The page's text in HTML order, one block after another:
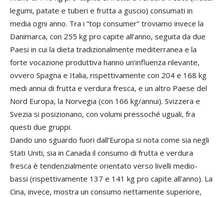
legumi, patate e tuberi e frutta a guscio) consumati in
media ogni anno. Tra i “top consumer” troviamo invece la
Danimarca, con 255 kg pro capite all’anno, seguita da due
Paesi in cui la dieta tradizionalmente mediterranea e la
forte vocazione produttiva hanno un’influenza rilevante,
ovvero Spagna e Italia, rispettivamente con 204 e 168 kg
medi annui di frutta e verdura fresca, e un altro Paese del
Nord Europa, la Norvegia (con 166 kg/annui). Svizzera e
Svezia si posizionano, con volumi pressoché uguali, fra
questi due gruppi.
Dando uno sguardo fuori dall’Europa si nota come sia negli
Stati Uniti, sia in Canada il consumo di frutta e verdura
fresca è tendenzialmente orientato verso livelli medio-
bassi (rispettivamente 137 e 141 kg pro capite all’anno). La
Cina, invece, mostra un consumo nettamente superiore,